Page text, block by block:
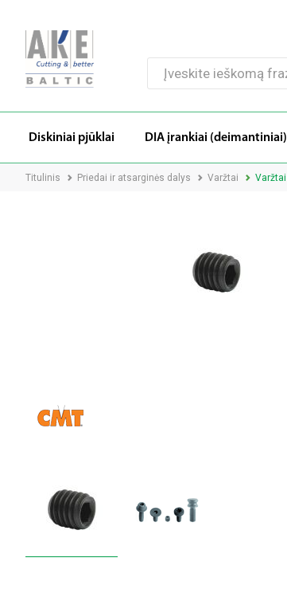
Diskiniai pjūklai DIA įrankiai (deimantiniai)
Titulinis Priedai ir atsarginės dalys Varžtai Varžtai